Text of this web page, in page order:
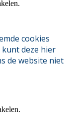
cookies
deze hier
de website niet